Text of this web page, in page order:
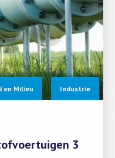
en Milieu Industrie
3